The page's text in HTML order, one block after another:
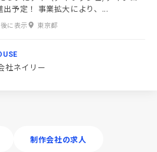
出予定！ 事業拡大により、...
に表示 東京都
社ネイリー
制作会社の求人